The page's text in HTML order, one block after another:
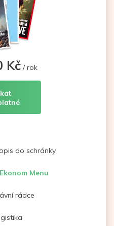
Kč / rok
do schránky
Ekonom Menu
rádce